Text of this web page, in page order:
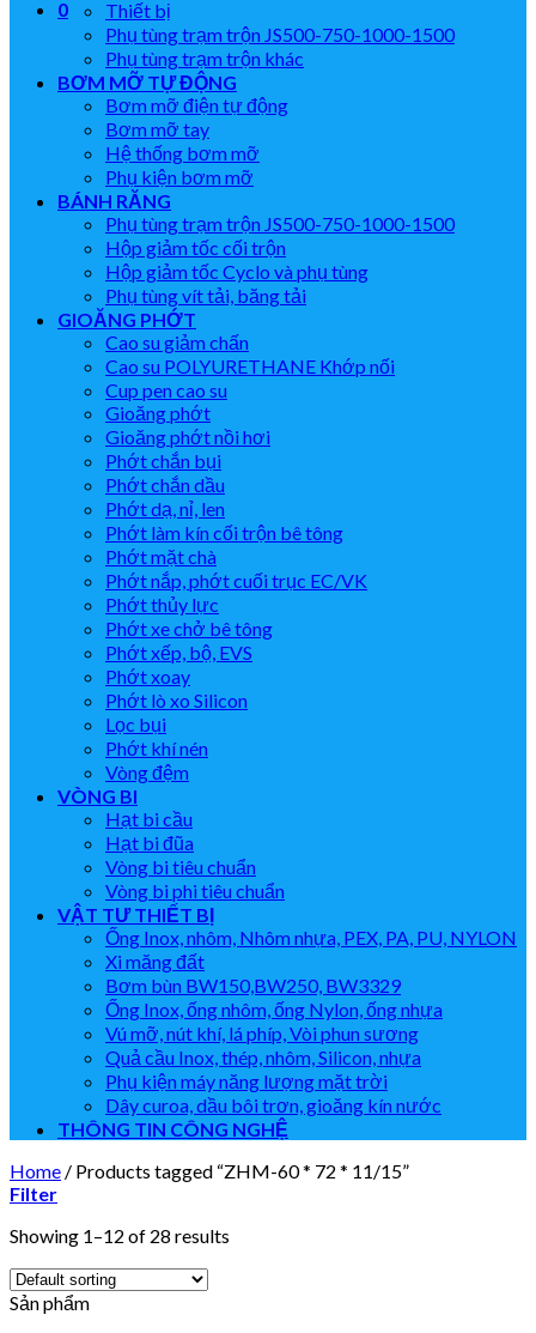
0
Thiết bị
Phụ tùng trạm trộn JS500-750-1000-1500
Phụ tùng trạm trộn khác
BƠM MỠ TỰ ĐỘNG
Bơm mỡ điện tự động
Bơm mỡ tay
Hệ thống bơm mỡ
Phụ kiện bơm mỡ
BÁNH RĂNG
Phụ tùng trạm trộn JS500-750-1000-1500
Hộp giảm tốc cối trộn
Hộp giảm tốc Cyclo và phụ tùng
Phụ tùng vít tải, băng tải
GIOĂNG PHỚT
Cao su giảm chấn
Cao su POLYURETHANE Khớp nối
Cup pen cao su
Gioăng phớt
Gioăng phớt nồi hơi
Phớt chắn bụi
Phớt chắn dầu
Phớt dạ, nỉ, len
Phớt làm kín cối trộn bê tông
Phớt mặt chà
Phớt nắp, phớt cuối trục EC/VK
Phớt thủy lực
Phớt xe chở bê tông
Phớt xếp, bộ, EVS
Phớt xoay
Phớt lò xo Silicon
Lọc bụi
Phớt khí nén
Vòng đệm
VÒNG BI
Hạt bi cầu
Hạt bi đũa
Vòng bi tiêu chuẩn
Vòng bi phi tiêu chuẩn
VẬT TƯ THIẾT BỊ
Ống Inox, nhôm, Nhôm nhựa, PEX, PA, PU, NYLON
Xi măng đất
Bơm bùn BW150,BW250, BW3329
Ống Inox, ống nhôm, ống Nylon, ống nhựa
Vú mỡ, nút khí, lá phíp, Vòi phun sương
Quả cầu Inox, thép, nhôm, Silicon, nhựa
Phụ kiện máy năng lượng mặt trời
Dây curoa, dầu bôi trơn, gioăng kín nước
THÔNG TIN CÔNG NGHỆ
Home / Products tagged “ZHM-60 * 72 * 11/15”
Filter
Showing 1–12 of 28 results
Sản phẩm